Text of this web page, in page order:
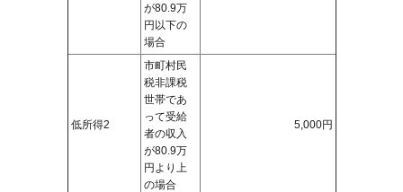
が80.9万
円以下の
場合
低所得2
市町村民
税非課税
世帯であ
って受給
者の収入
が80.9万
円より上
の場合
5,000円